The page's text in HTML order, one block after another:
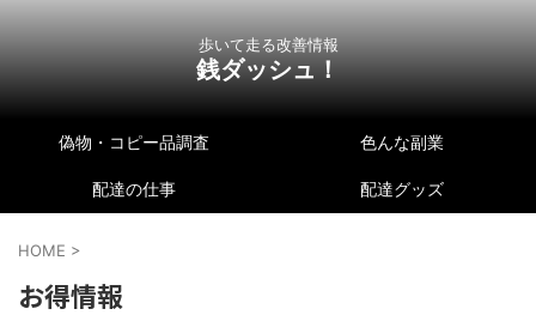
歩いて走る改善情報
銭ダッシュ！
偽物・コピー品調査 色んな副業
配達の仕事 配達グッズ
HOME >
お得情報